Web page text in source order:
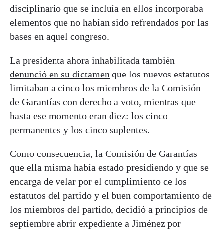
disciplinario que se incluía en ellos incorporaba
elementos que no habían sido refrendados por las
bases en aquel congreso.
La presidenta ahora inhabilitada también
denunció en su dictamen que los nuevos estatutos
limitaban a cinco los miembros de la Comisión
de Garantías con derecho a voto, mientras que
hasta ese momento eran diez: los cinco
permanentes y los cinco suplentes.
Como consecuencia, la Comisión de Garantías
que ella misma había estado presidiendo y que se
encarga de velar por el cumplimiento de los
estatutos del partido y el buen comportamiento de
los miembros del partido, decidió a principios de
septiembre abrir expediente a Jiménez por